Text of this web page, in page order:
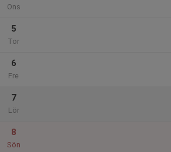
Ons
5
Tor
6
Fre
7
Lör
8
Sön